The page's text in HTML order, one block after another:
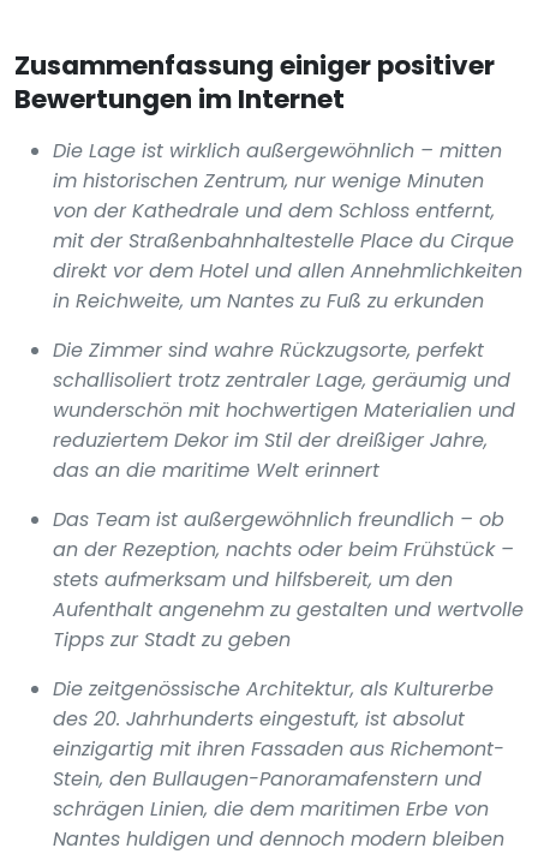
Zusammenfassung einiger positiver
Bewertungen im Internet
Die Lage ist wirklich außergewöhnlich – mitten
im historischen Zentrum, nur wenige Minuten
von der Kathedrale und dem Schloss entfernt,
mit der Straßenbahnhaltestelle Place du Cirque
direkt vor dem Hotel und allen Annehmlichkeiten
in Reichweite, um Nantes zu Fuß zu erkunden
Die Zimmer sind wahre Rückzugsorte, perfekt
schallisoliert trotz zentraler Lage, geräumig und
wunderschön mit hochwertigen Materialien und
reduziertem Dekor im Stil der dreißiger Jahre,
das an die maritime Welt erinnert
Das Team ist außergewöhnlich freundlich – ob
an der Rezeption, nachts oder beim Frühstück –
stets aufmerksam und hilfsbereit, um den
Aufenthalt angenehm zu gestalten und wertvolle
Tipps zur Stadt zu geben
Die zeitgenössische Architektur, als Kulturerbe
des 20. Jahrhunderts eingestuft, ist absolut
einzigartig mit ihren Fassaden aus Richemont-
Stein, den Bullaugen-Panoramafenstern und
schrägen Linien, die dem maritimen Erbe von
Nantes huldigen und dennoch modern bleiben